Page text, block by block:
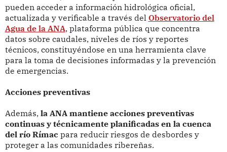
pueden acceder a información hidrológica oficial,
actualizada y verificable a través del Observatorio del
Agua de la ANA, plataforma pública que concentra
datos sobre caudales, niveles de ríos y reportes
técnicos, constituyéndose en una herramienta clave
para la toma de decisiones informadas y la prevención
de emergencias.
Acciones preventivas
Además, la ANA mantiene acciones preventivas
continuas y técnicamente planificadas en la cuenca
del río Rímac para reducir riesgos de desbordes y
proteger a las comunidades ribereñas.